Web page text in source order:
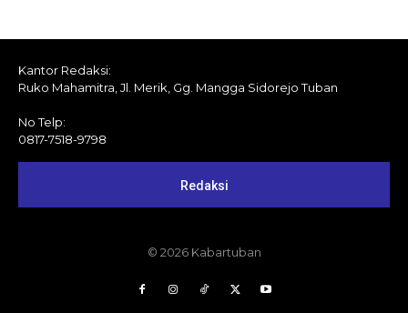
Kantor Redaksi:
Ruko Mahamitra, Jl. Merik, Gg. Mangga Sidorejo Tuban
No Telp:
0817-7518-9798
Redaksi
© 2026 Kabartuban